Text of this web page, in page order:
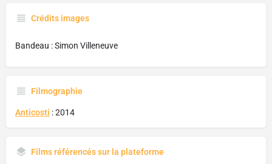
Crédits images
Bandeau : Simon Villeneuve
Filmographie
Anticosti : 2014
Films référencés sur la plateforme